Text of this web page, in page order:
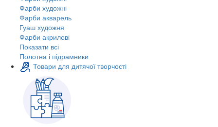
Фарби художні
Фарби акварель
Гуаш художня
Фарби акрилові
Показати всі
Полотна і підрамники
Товари для дитячої творчості